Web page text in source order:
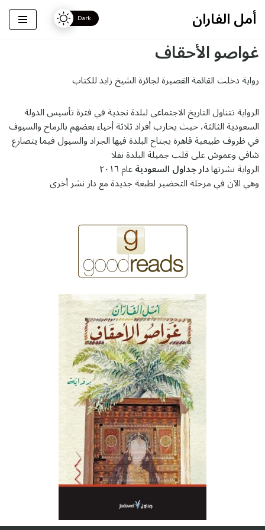
تخطى
إلى
المحتوى
أمل الفاران
غواصو الأحقاف
رواية دخلت القائمة القصيرة لجائزة الشيخ زايد للكتاب
الرواية تتناول التاريخ الاجتماعي لبلدة نجدية في فترة تأسيس الدولة
السعودية الثالثة، حيث يحارب أفراد ثلاثة أحياء بعضهم بالرماح والسيوف
في ظروف طبيعية قاهرة يجتاح البلدة فيها الجراد والسيول فيما يتصارع
شافي وعموش على قلب جميلة البلدة نفلا
الرواية نشرتهادار جداول السعوديةعام ٢٠١٦
وهي الآن في مرحلة التحضير لطبعة جديدة مع دار نشر أخرى